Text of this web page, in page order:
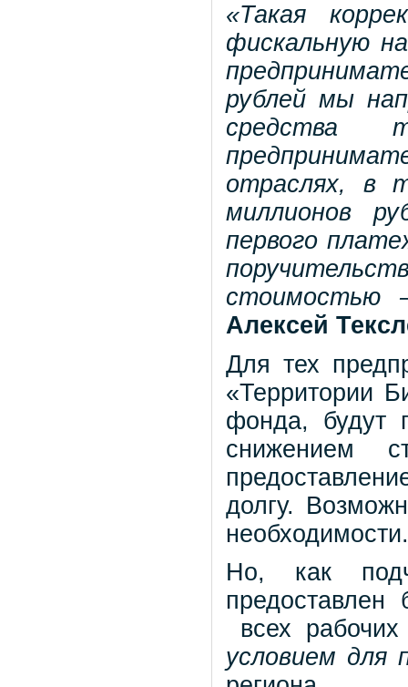
«Такая
фискальную
рублей мы
средства
отраслях, в
миллионов
первого
стоимостью
Алексей
Для тех
«Территории
фонда, будут
снижением
долгу.
необходимости.
Но, как
предоставлен
всех
условием для